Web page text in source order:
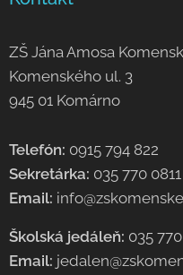
ZŠ Jána Amosa
Komenského ul. 3
945 01 Komárno
Telefón: 0915 794 822
Sekretárka: 035 770 0811
Email:
Školská jedáleň: 035
Email: